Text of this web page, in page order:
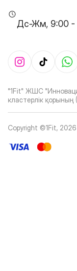
Дс-Жм, 9:00 -
"1Fit" ЖШС
кластерлік
Copyright ©1Fit, 2026